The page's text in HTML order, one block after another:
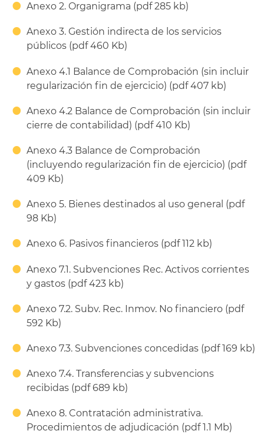
Anexo 2. Organigrama (pdf 285 kb)
Anexo 3. Gestión indirecta de los servicios
públicos (pdf 460 Kb)
Anexo 4.1 Balance de Comprobación (sin incluir
regularización fin de ejercicio) (pdf 407 kb)
Anexo 4.2 Balance de Comprobación (sin incluir
cierre de contabilidad) (pdf 410 Kb)
Anexo 4.3 Balance de Comprobación
(incluyendo regularización fin de ejercicio) (pdf
409 Kb)
Anexo 5. Bienes destinados al uso general (pdf
98 Kb)
Anexo 6. Pasivos financieros (pdf 112 kb)
Anexo 7.1. Subvenciones Rec. Activos corrientes
y gastos (pdf 423 kb)
Anexo 7.2. Subv. Rec. Inmov. No financiero (pdf
592 Kb)
Anexo 7.3. Subvenciones concedidas (pdf 169 kb)
Anexo 7.4. Transferencias y subvencions
recibidas (pdf 689 kb)
Anexo 8. Contratación administrativa.
Procedimientos de adjudicación (pdf 1.1 Mb)